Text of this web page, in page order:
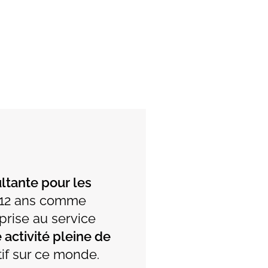
pour les
ans comme
au service
activité pleine de
sur ce monde.